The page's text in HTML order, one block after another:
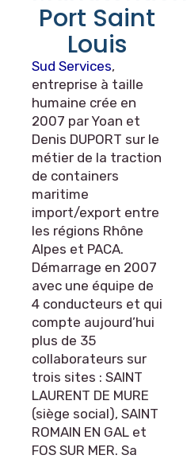
Port Saint
Louis
Sud Services,
entreprise à taille
humaine crée en
2007 par Yoan et
Denis DUPORT sur le
métier de la traction
de containers
maritime
import/export entre
les régions Rhône
Alpes et PACA.
Démarrage en 2007
avec une équipe de
4 conducteurs et qui
compte aujourd’hui
plus de 35
collaborateurs sur
trois sites : SAINT
LAURENT DE MURE
(siège social), SAINT
ROMAIN EN GAL et
FOS SUR MER. Sa